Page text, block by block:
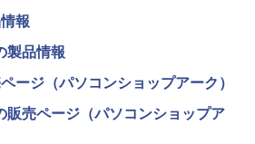
報
製品情報
ージ（パソコンショップアーク）
販売ページ（パソコンショップア